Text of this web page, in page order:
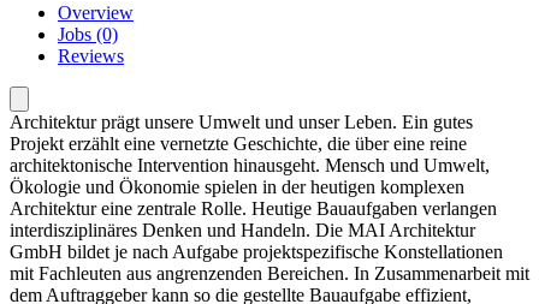
Overview
Jobs (0)
Reviews
Architektur prägt unsere Umwelt und unser Leben. Ein gutes
Projekt erzählt eine vernetzte Geschichte, die über eine reine
architektonische Intervention hinausgeht. Mensch und Umwelt,
Ökologie und Ökonomie spielen in der heutigen komplexen
Architektur eine zentrale Rolle. Heutige Bauaufgaben verlangen
interdisziplinäres Denken und Handeln. Die MAI Architektur
GmbH bildet je nach Aufgabe projektspezifische Konstellationen
mit Fachleuten aus angrenzenden Bereichen. In Zusammenarbeit mit
dem Auftraggeber kann so die gestellte Bauaufgabe effizient,